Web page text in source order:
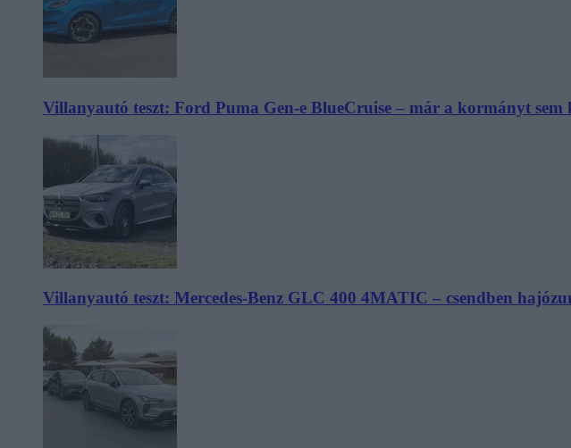
Villanyautó teszt: Ford Puma Gen-e BlueCruise – már a kormányt sem
Villanyautó teszt: Mercedes-Benz GLC 400 4MATIC – csendben